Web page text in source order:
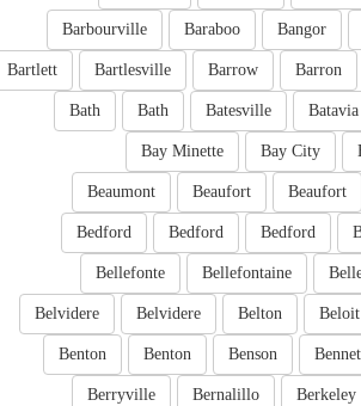
Bangor
Baraboo
Barbourville
Barron
Barrow
Bartlesville
Bartlett
Batavia
Batesville
Bath
Bath
Bay City
Bay Minette
Beaufort
Beaufort
Beaumont
Bedford
Bedford
Bedford
Bellefontaine
Bellefonte
Beloit
Belton
Belvidere
Belvidere
Benson
Benton
Benton
Berkeley
Bernalillo
Berryville